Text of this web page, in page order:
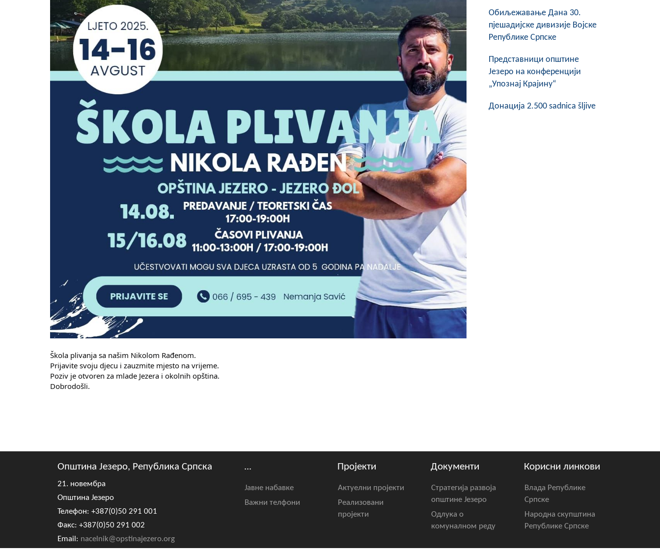
Škola plivanja sa našim Nikolom Rađenom.
Prijavite svoju djecu i zauzmite mjesto na vrijeme.
Poziv je otvoren za mlade Jezera i okolnih opština.
Dobrodošli.
Обиљежавање Данa 30.
пјешадијске дивизије Војске
Републике Српске
Представници општине
Језеро на конференцији
„Упознај Крајину“
Донација 2.500 sadnica šljive
Општина Језеро, Република Српска
21. новембра
Општина Језеро
Телефон: +387(0)50 291 001
Факс: +387(0)50 291 002
Email: nacelnik@opstinajezero.org
...
Јавне набавке
Важни телфони
Пројекти
Актуелни пројекти
Реализовани
пројекти
Документи
Стратегија развоја
општине Језеро
Одлука о
комуналном реду
Корисни линкови
Влада Републике
Српске
Народна скупштина
Републике Српске